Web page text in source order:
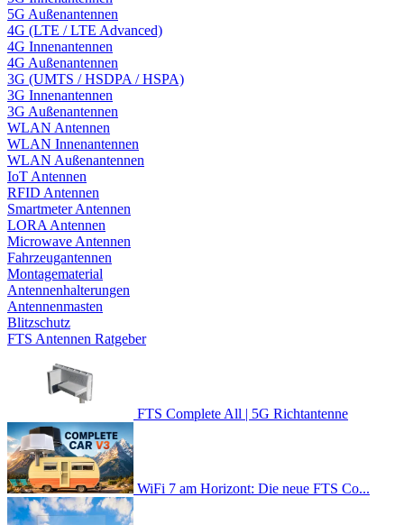
5G Außenantennen
4G (LTE / LTE Advanced)
4G Innenantennen
4G Außenantennen
3G (UMTS / HSDPA / HSPA)
3G Innenantennen
3G Außenantennen
WLAN Antennen
WLAN Innenantennen
WLAN Außenantennen
IoT Antennen
RFID Antennen
Smartmeter Antennen
LORA Antennen
Microwave Antennen
Fahrzeugantennen
Montagematerial
Antennenhalterungen
Antennenmasten
Blitzschutz
FTS Antennen Ratgeber
FTS Complete All | 5G Richtantenne
WiFi 7 am Horizont: Die neue FTS Co...